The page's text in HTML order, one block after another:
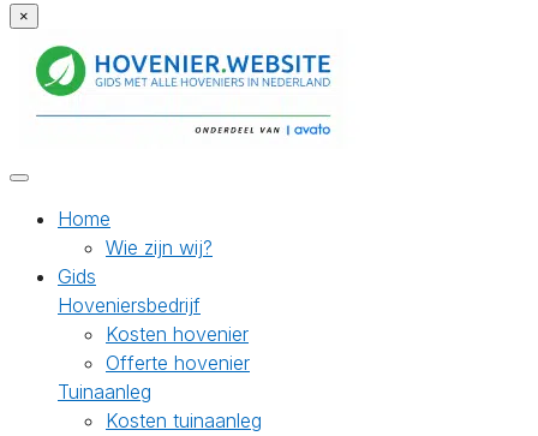
×
Home
Wie zijn wij?
Gids
Hoveniersbedrijf
Kosten hovenier
Offerte hovenier
Tuinaanleg
Kosten tuinaanleg